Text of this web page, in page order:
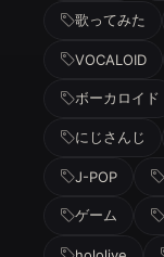
歌ってみた
VOCALOID
ボーカロイド
にじさんじ
J-POP
ゲーム